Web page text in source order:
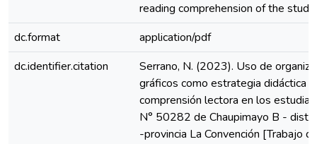
reading comprehension of the
dc.format
application/pdf
dc.identifier.citation
Serrano, N. (2023). Uso de
gráficos como estrategia didáctica
comprensión lectora en los
N° 50282 de Chaupimayo B -
-provincia La Convención [Trabajo